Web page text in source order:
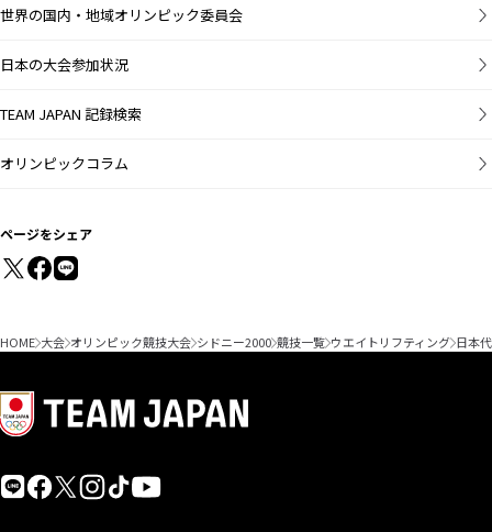
世界の国内・地域オリンピック委員会
日本の大会参加状況
TEAM JAPAN 記録検索
オリンピックコラム
ページをシェア
HOME 大会 オリンピック競技大会 シドニー2000 競技一覧 ウエイトリフティング 日本